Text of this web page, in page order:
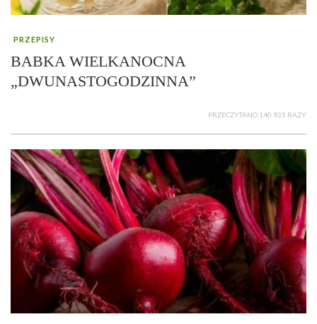
PRZEPISY
BABKA WIELKANOCNA
„DWUNASTOGODZINNA”
PRZECZYTANO 140 935 RAZY